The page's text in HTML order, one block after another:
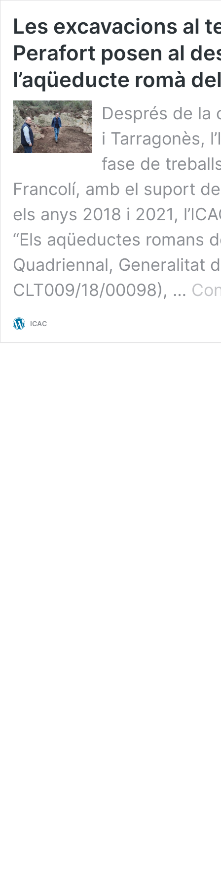
Les excavacions al
Perafort posen al
l’aqüeducte romà
Després de la
i Tarragonès,
fase de
Francolí, amb el suport
els anys 2018 i 2021,
“Els aqüeductes romans
Quadriennal, Generalitat
CLT009/18/00098), …
ICAC